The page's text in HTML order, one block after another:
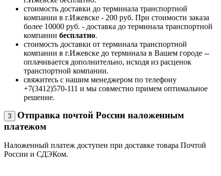
стоимость доставки до терминала транспортной
компании в г.Ижевске - 200 руб. При стоимости заказа
более 10000 руб. - доставка до терминала транспортной
компании бесплатно.
стоимость доставки от терминала транспортной
компании в г.Ижевске до терминала в Вашем городе --
оплачивается дополнительно, исходя из расценок
транспортной компании.
свяжитесь с нашим менеджером по телефону
+7(3412)570-111 и мы совместно примем оптимальное
решение.
3
Отправка почтой России наложенным
платежом
Наложенный платеж доступен при доставке товара Почтой
России и СДЭКом.